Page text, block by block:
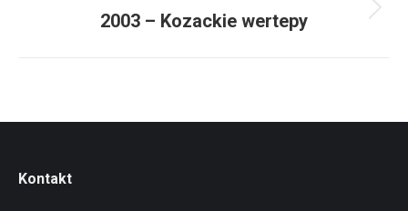
Następny
2003 – Kozackie wertepy
Kontakt